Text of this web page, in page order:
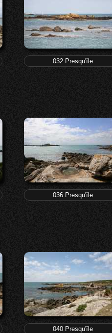
032 Presqu'île
036 Presqu'île
040 Presqu'île